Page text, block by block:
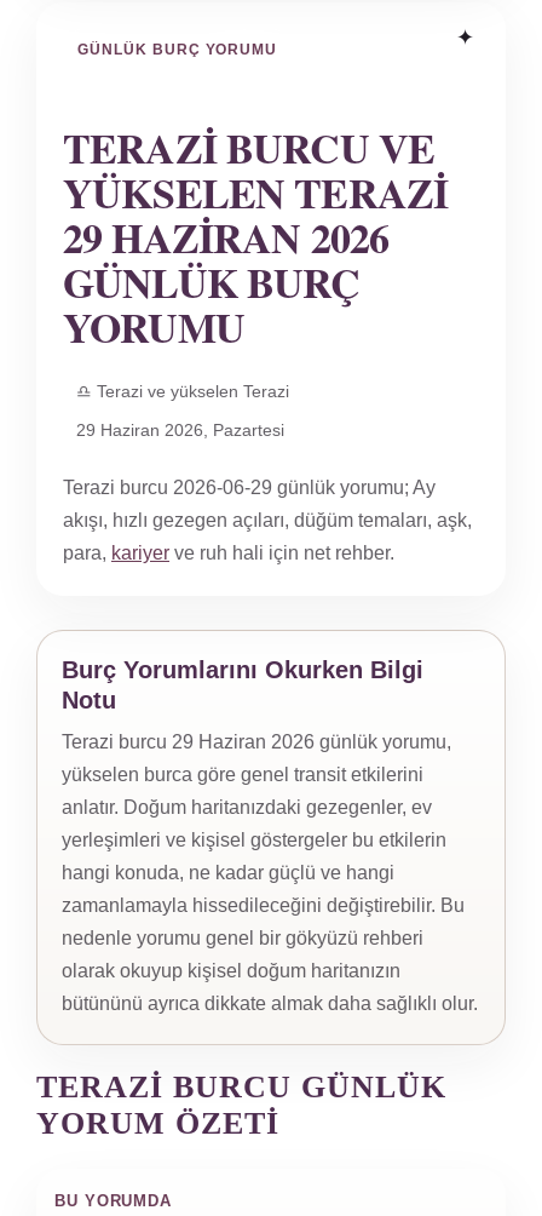
GÜNLÜK BURÇ YORUMU
TERAZI BURCU VE
YÜKSELEN TERAZI
29 HAZIRAN 2026
GÜNLÜK BURÇ
YORUMU
♎ Terazi ve yükselen Terazi
29 Haziran 2026, Pazartesi
Terazi burcu 2026-06-29 günlük yorumu; Ay
akışı, hızlı gezegen açıları, düğüm temaları, aşk,
para, kariyer ve ruh hali için net rehber.
Burç Yorumlarını Okurken Bilgi
Notu
Terazi burcu 29 Haziran 2026 günlük yorumu,
yükselen burca göre genel transit etkilerini
anlatır. Doğum haritanızdaki gezegenler, ev
yerleşimleri ve kişisel göstergeler bu etkilerin
hangi konuda, ne kadar güçlü ve hangi
zamanlamayla hissedileceğini değiştirebilir. Bu
nedenle yorumu genel bir gökyüzü rehberi
olarak okuyup kişisel doğum haritanızın
bütününü ayrıca dikkate almak daha sağlıklı olur.
TERAZI BURCU GÜNLÜK
YORUM ÖZETI
BU YORUMDA